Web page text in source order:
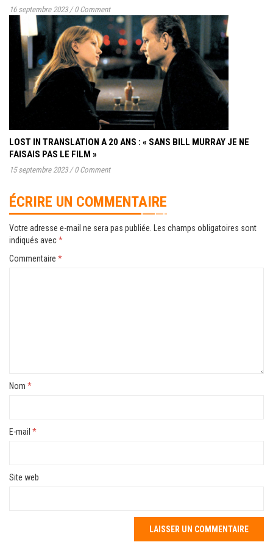
16 septembre 2023 / 0 Comment
LOST IN TRANSLATION A 20 ANS : « SANS BILL MURRAY JE NE
FAISAIS PAS LE FILM »
15 septembre 2023 / 0 Comment
ÉCRIRE UN COMMENTAIRE
Votre adresse e-mail ne sera pas publiée.
Les champs obligatoires sont
indiqués avec*
Commentaire *
Nom *
E-mail *
Site web